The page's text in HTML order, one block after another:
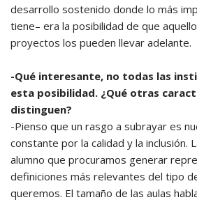
desarrollo sostenido donde lo más
tiene– era la posibilidad de que
proyectos los pueden llevar adelante.
-Qué interesante, no todas las
esta posibilidad. ¿Qué otras
distinguen?
-Pienso que un rasgo a subrayar es
constante por la calidad y la inclusión.
alumno que procuramos generar
definiciones más relevantes del tipo
queremos. El tamaño de las aulas